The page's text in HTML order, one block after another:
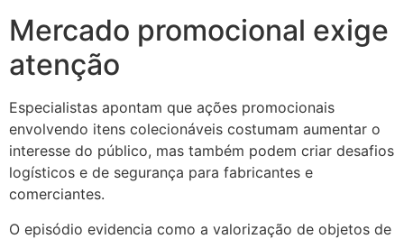
Mercado promocional exige
atenção
Especialistas apontam que ações promocionais
envolvendo itens colecionáveis costumam aumentar o
interesse do público, mas também podem criar desafios
logísticos e de segurança para fabricantes e
comerciantes.
O episódio evidencia como a valorização de objetos de